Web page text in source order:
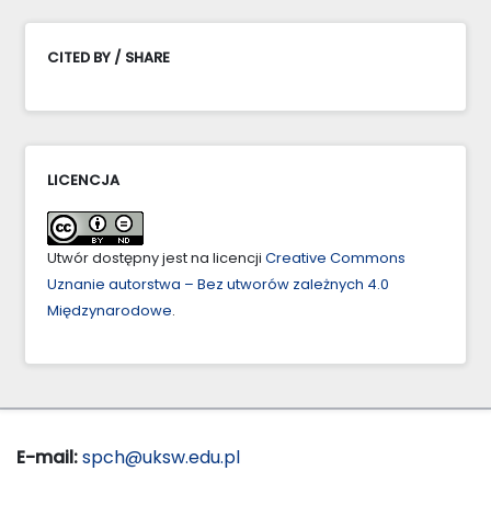
CITED BY / SHARE
LICENCJA
Utwór dostępny jest na licencji Creative Commons
Uznanie autorstwa – Bez utworów zależnych 4.0
Międzynarodowe.
E-mail:spch@uksw.edu.pl